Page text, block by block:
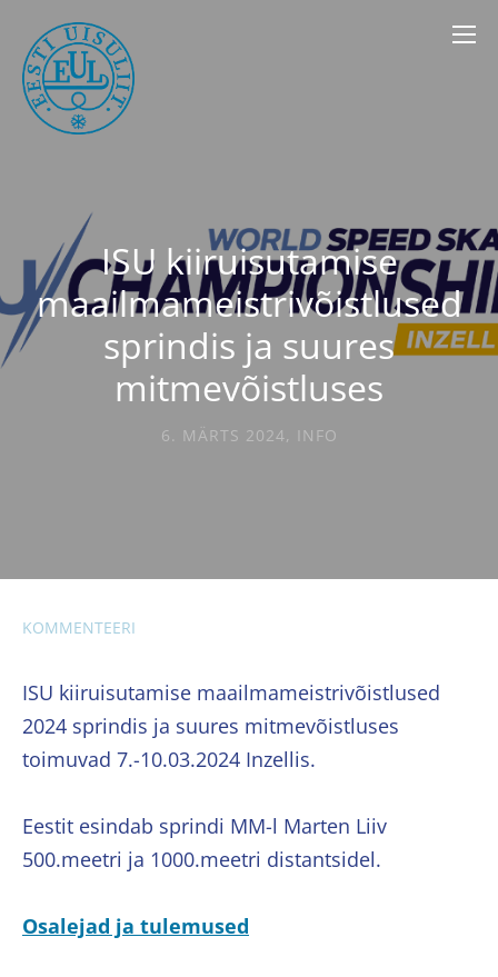
ISU kiiruisutamise
maailmameistrivõistlused
sprindis ja suures
mitmevõistluses
6. MÄRTS 2024, INFO
KOMMENTEERI
ISU kiiruisutamise maailmameistrivõistlused
2024 sprindis ja suures mitmevõistluses
toimuvad 7.-10.03.2024 Inzellis.
Eestit esindab sprindi MM-l Marten Liiv
500.meetri ja 1000.meetri distantsidel.
Osalejad ja tulemused